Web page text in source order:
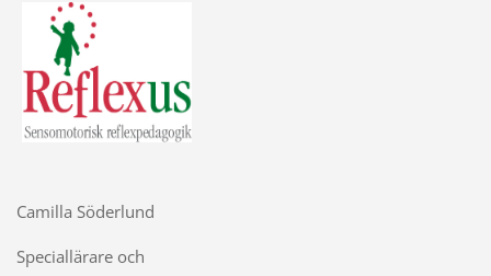
Camilla Söderlund
Speciallärare och